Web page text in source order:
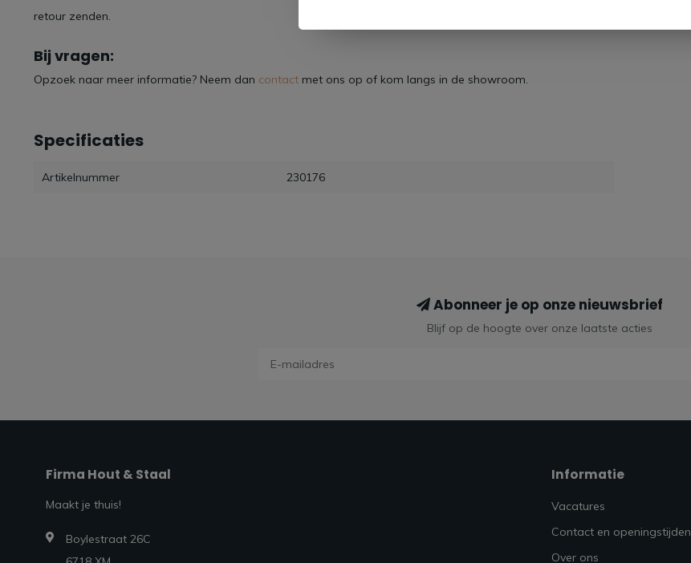
retour zenden.
Bij vragen:
Opzoek naar meer informatie? Neem dan contact met ons op of kom langs in de showroom.
Specificaties
Artikelnummer 230176
Abonneer je op onze nieuwsbrief
Blijf op de hoogte over onze laatste acties
Firma Hout & Staal
Maakt je thuis!
Boylestraat 26C
Informatie
Vacatures
Contact en openingstijden
Over ons